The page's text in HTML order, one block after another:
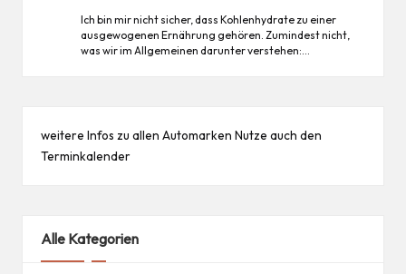
Ich bin mir nicht sicher, dass Kohlenhydrate zu einer
ausgewogenen Ernährung gehören. Zumindest nicht,
was wir im Allgemeinen darunter verstehen:…
weitere Infos zu allen Automarken Nutze auch den
Terminkalender
Alle Kategorien